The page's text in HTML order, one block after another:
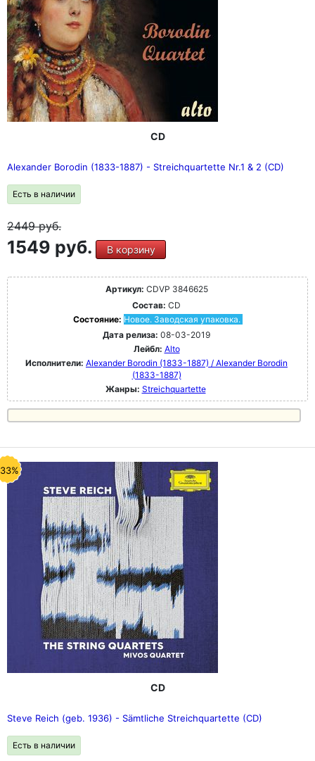
CD
Alexander Borodin (1833-1887) - Streichquartette Nr.1 & 2 (CD)
Есть в наличии
2449руб.
1549 руб. В корзину
Артикул: CDVP 3846625
Состав: CD
Состояние: Новое. Заводская упаковка.
Дата релиза: 08-03-2019
Лейбл: Alto
Исполнители: Alexander Borodin (1833-1887) / Alexander Borodin
(1833-1887)
Жанры: Streichquartette
CD
Steve Reich (geb. 1936) - Sämtliche Streichquartette (CD)
Есть в наличии